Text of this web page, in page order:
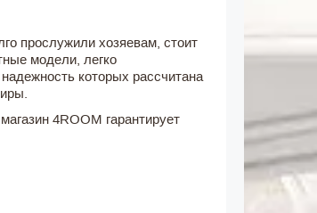
прослужили хозяевам, стоит
модели, легко
которых рассчитана
4ROOM гарантирует